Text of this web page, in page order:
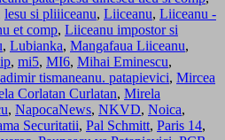
lesu si pliiiceanu, Liiceanu, Liiceanu -
et comp, Liiceanu impostor si
, Lubianka, Mangafaua Liiceanu,
, mi5, MI6, Mihai Eminescu,
tismaneanu. patapievici, Mircea
Corlatan Curlatan, Mirela
, NapocaNews, NKVD, Noica,
Securitatii, Pal Schmitt, Paris 14,